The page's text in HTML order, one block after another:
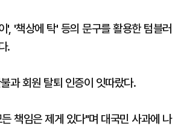
'책상에 탁' 등의 문구를 활용한 텀블러
.
과 회원 탈퇴 인증이 잇따랐다.
책임은 제게 있다"며 대국민 사과에 나